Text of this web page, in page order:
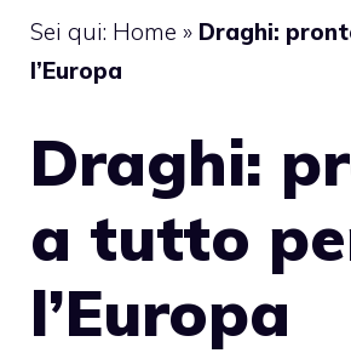
Sei qui: Home » Draghi:
l’Europa
Draghi:
a tutto
l’Europa